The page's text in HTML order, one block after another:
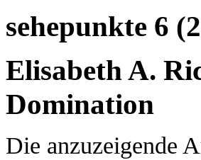
sehepunkte 6
Elisabeth A.
Domination
Die anzuzeigende